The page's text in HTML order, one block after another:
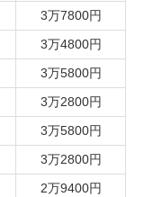
3万7800円
3万4800円
3万5800円
3万2800円
3万5800円
3万2800円
2万9400円